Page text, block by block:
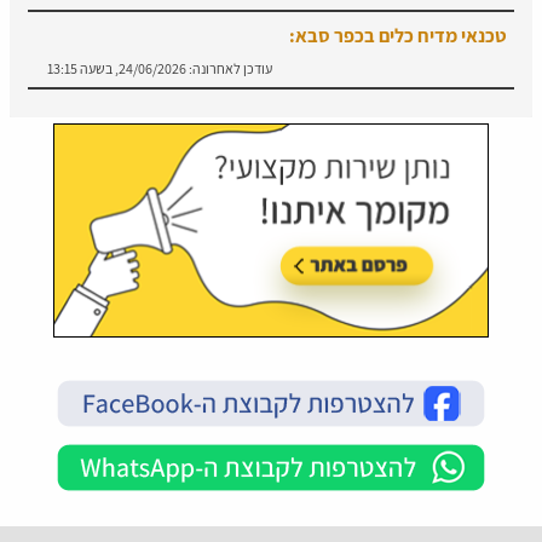
טכנאי מדיח כלים בכפר סבא:
עודכן לאחרונה: 24/06/2026, בשעה 13:15